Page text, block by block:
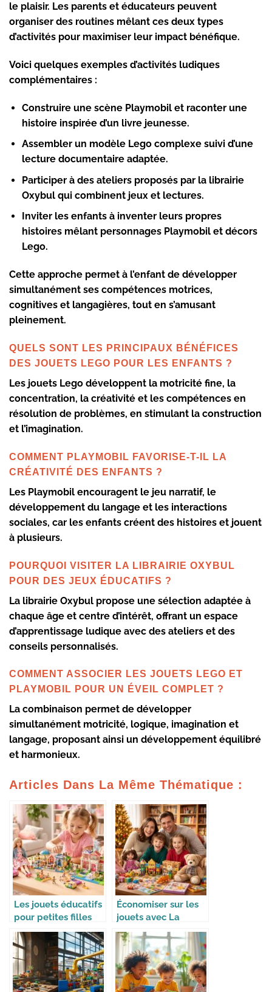
le plaisir. Les parents et éducateurs peuvent
organiser des routines mêlant ces deux types
d’activités pour maximiser leur impact bénéfique.
Voici quelques exemples d’activités ludiques
complémentaires :
Construire une scène Playmobil et raconter une
histoire inspirée d’un livre jeunesse.
Assembler un modèle Lego complexe suivi d’une
lecture documentaire adaptée.
Participer à des ateliers proposés par la librairie
Oxybul qui combinent jeux et lectures.
Inviter les enfants à inventer leurs propres
histoires mêlant personnages Playmobil et décors
Lego.
Cette approche permet à l’enfant de développer
simultanément ses compétences motrices,
cognitives et langagières, tout en s’amusant
pleinement.
QUELS SONT LES PRINCIPAUX BÉNÉFICES
DES JOUETS LEGO POUR LES ENFANTS ?
Les jouets Lego développent la motricité fine, la
concentration, la créativité et les compétences en
résolution de problèmes, en stimulant la construction
et l’imagination.
COMMENT PLAYMOBIL FAVORISE-T-IL LA
CRÉATIVITÉ DES ENFANTS ?
Les Playmobil encouragent le jeu narratif, le
développement du langage et les interactions
sociales, car les enfants créent des histoires et jouent
à plusieurs.
POURQUOI VISITER LA LIBRAIRIE OXYBUL
POUR DES JEUX ÉDUCATIFS ?
La librairie Oxybul propose une sélection adaptée à
chaque âge et centre d’intérêt, offrant un espace
d’apprentissage ludique avec des ateliers et des
conseils personnalisés.
COMMENT ASSOCIER LES JOUETS LEGO ET
PLAYMOBIL POUR UN ÉVEIL COMPLET ?
La combinaison permet de développer
simultanément motricité, logique, imagination et
langage, proposant ainsi un développement équilibré
et harmonieux.
Articles Dans La Même Thématique :
Les jouets éducatifs
pour petites filles
avec Barbie,
Playmobil et Lego
Friends
Économiser sur les
jouets avec La
Librairie du Jouet et
achats malins pour
Noël et
anniversaires